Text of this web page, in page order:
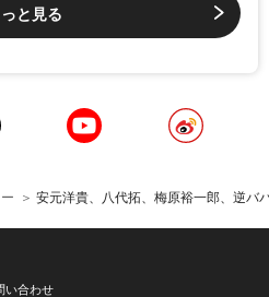
と見る
安元洋貴、八代拓、梅原裕一郎、逆ババ抜き対決で大盛りあがり 暴挙に出た梅原のまさかの結末に安元＆八代、大爆笑「声優28時間テ
い合わせ